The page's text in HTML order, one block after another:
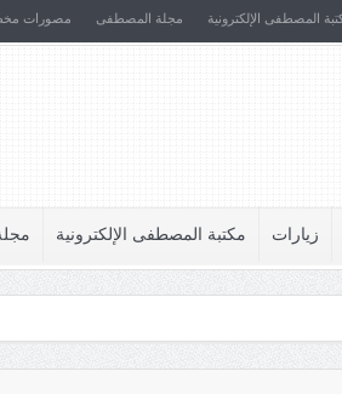
المصطفى الإلكترونية مجلة المصطفى مصورات
زيارات مكتبة المصطفى الإلكترونية